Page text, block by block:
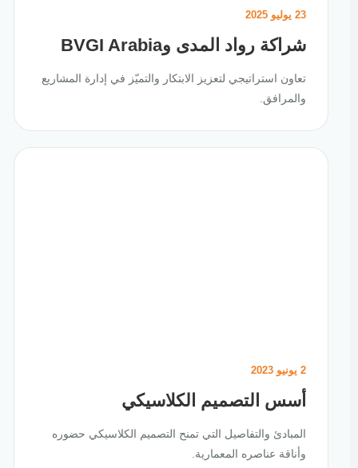
23 يوليو 2025
شراكة رواد المدى وBVGI Arabia
تعاون استراتيجي لتعزيز الابتكار والتميّز في إدارة المشاريع
والمرافق.
أسس التصميم الكلاسيكي
المبادئ والتفاصيل التي تمنح التصميم الكلاسيكي حضوره
وأناقة عناصره المعمارية.